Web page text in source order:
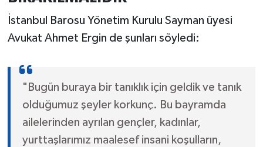
İstanbul Barosu Yönetim Kurulu Sayman üyesi
Avukat Ahmet Ergin de şunları söyledi:
"Bugün buraya bir tanıklık için geldik ve tanık
olduğumuz şeyler korkunç. Bu bayramda
ailelerinden ayrılan gençler, kadınlar,
yurttaşlarımız maalesef insani koşulların,